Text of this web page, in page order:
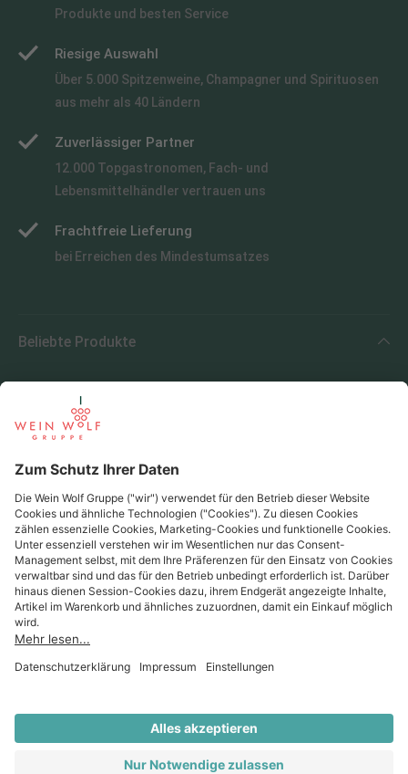
Produkte und besten Service
Riesige Auswahl
Über 5.000 Spitzenweine, Champagner und Spirituosen
aus mehr als 40 Ländern
Zuverlässiger Partner
12.000 Topgastronomen, Fach- und
Lebensmittelhändler vertrauen uns
Frachtfreie Lieferung
bei Erreichen des Mindestumsatzes
Beliebte Produkte
Beliebte Regionen
Beliebte Produzenten
Wein Wolf
Wein Wolf GmbH